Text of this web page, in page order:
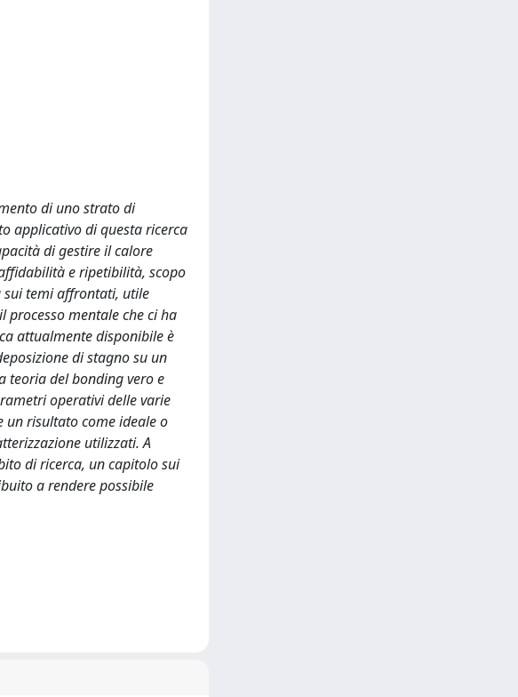
di uno strato di
applicativo di questa ricerca
di gestire il calore
e ripetibilità, scopo
sui temi affrontati, utile
processo mentale che ci ha
attualmente disponibile è
di stagno su un
teoria del bonding vero e
operativi delle varie
risultato come ideale o
utilizzati. A
di ricerca, un capitolo sui
a rendere possibile